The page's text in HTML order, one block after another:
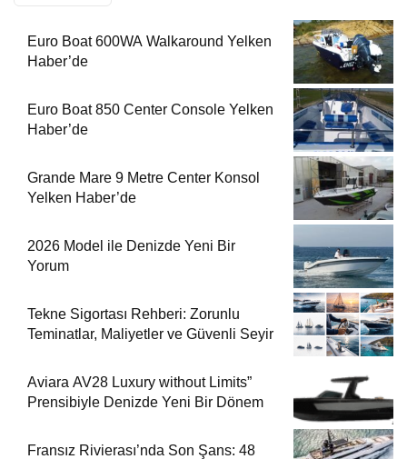
Euro Boat 600WA Walkaround Yelken
Haber’de
Euro Boat 850 Center Console Yelken
Haber’de
Grande Mare 9 Metre Center Konsol
Yelken Haber’de
2026 Model ile Denizde Yeni Bir
Yorum
Tekne Sigortası Rehberi: Zorunlu
Teminatlar, Maliyetler ve Güvenli Seyir
Aviara AV28 Luxury without Limits”
Prensibiyle Denizde Yeni Bir Dönem
Fransız Rivierası’nda Son Şans: 48